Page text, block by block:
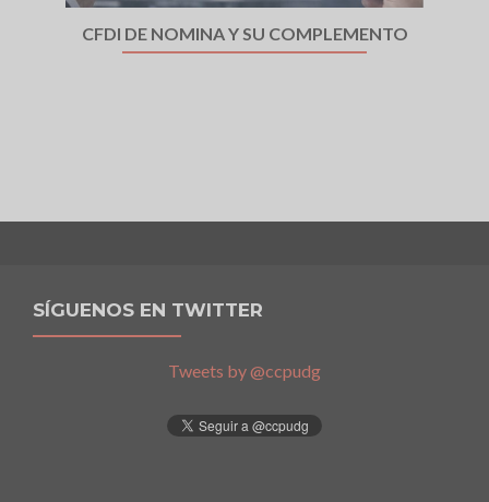
CFDI DE NOMINA Y SU COMPLEMENTO
SÍGUENOS EN TWITTER
Tweets by @ccpudg